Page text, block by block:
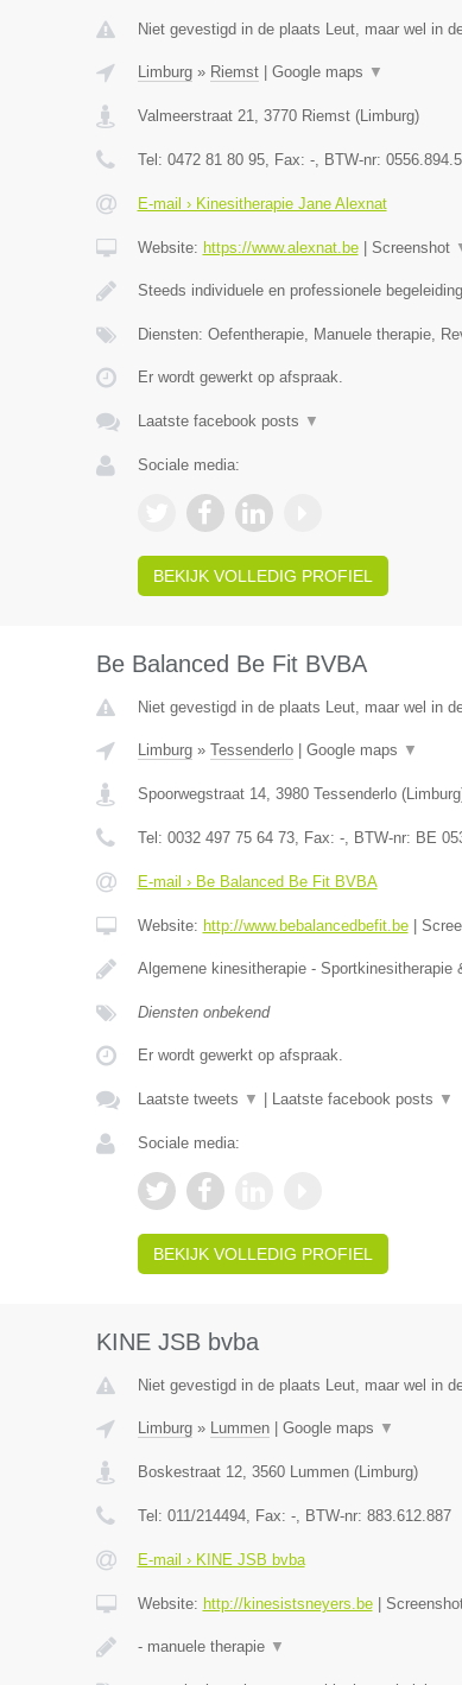
Niet gevestigd in de plaats Leut, maar wel in
Limburg» Riemst| Google maps ▼
Valmeerstraat 21, 3770 Riemst(Limburg)
Tel: 0472 81 80 95, Fax: -, BTW-nr:
E-mail › Kinesitherapie Jane Alexnat
Website: https://www.alexnat.be| Screenshot
Steeds individuele en professionele
Diensten: Oefentherapie, Manuele therapie,
Er wordt gewerkt op afspraak.
Laatste facebook posts ▼
Sociale media:
BEKIJK VOLLEDIG PROFIEL
Be Balanced Be Fit BVBA
Niet gevestigd in de plaats Leut, maar wel in
Limburg» Tessenderlo| Google maps ▼
Spoorwegstraat 14, 3980 Tessenderlo(Limburg
Tel: 0032 497 75 64 73, Fax: -, BTW-nr: BE
E-mail › Be Balanced Be Fit BVBA
Website: http://www.bebalancedbefit.be|
Algemene kinesitherapie - Sportkinesitherapie
Diensten onbekend
Er wordt gewerkt op afspraak.
Laatste tweets ▼ Laatste facebook posts ▼
Sociale media:
BEKIJK VOLLEDIG PROFIEL
KINE JSB bvba
Niet gevestigd in de plaats Leut, maar wel in
Limburg» Lummen| Google maps ▼
Boskestraat 12, 3560 Lummen(Limburg)
Tel: 011/214494, Fax: -, BTW-nr: 883.612.887
E-mail › KINE JSB bvba
Website: http://kinesistsneyers.be|
- manuele therapie ▼